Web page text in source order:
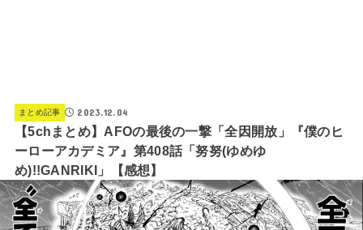
まとめ記事 2023.12.04
【5chまとめ】AFOの最後の一撃「全因開放」『僕のヒ
ーローアカデミア』第408話「努努(ゆめゆ
め)!!GANRIKI」【感想】